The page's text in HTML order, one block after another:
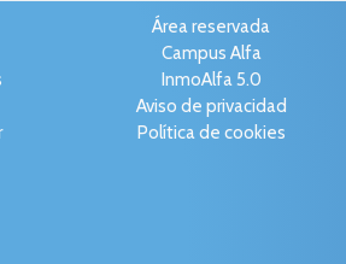
Área reservada
Campus Alfa
InmoAlfa 5.0
Aviso de privacidad
Política de cookies